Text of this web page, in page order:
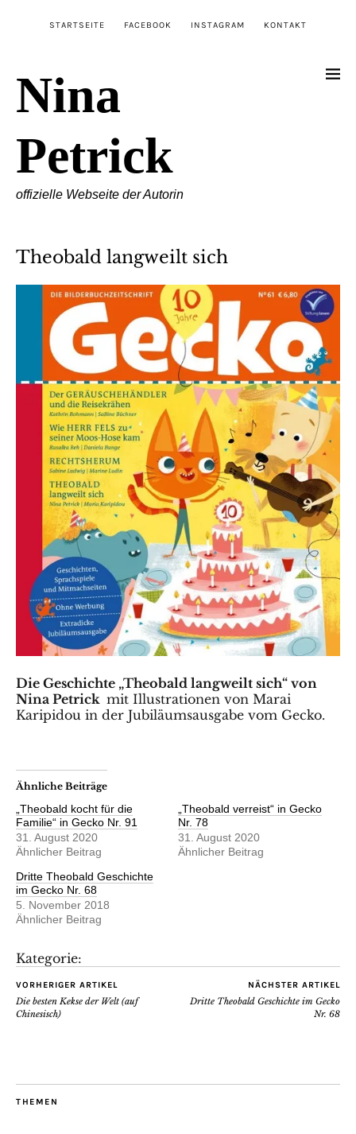
STARTSEITE FACEBOOK INSTAGRAM KONTAKT
Nina
Petrick
offizielle Webseite der Autorin
Theobald langweilt sich
Die Geschichte „Theobald langweilt sich“ von
Nina Petrick mit Illustrationen von Marai
Karipidou in der Jubiläumsausgabe vom Gecko.
Ähnliche Beiträge
„Theobald kocht für die
Familie“ in Gecko Nr. 91
31. August 2020
Ähnlicher Beitrag
„Theobald verreist“ in Gecko
Nr. 78
31. August 2020
Ähnlicher Beitrag
Dritte Theobald Geschichte
im Gecko Nr. 68
5. November 2018
Ähnlicher Beitrag
Kategorie:
VORHERIGER ARTIKEL
Die besten Kekse der Welt (auf
Chinesisch)
NÄCHSTER ARTIKEL
Dritte Theobald Geschichte im Gecko
Nr. 68
THEMEN